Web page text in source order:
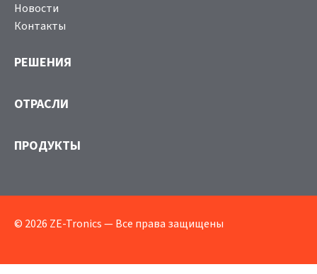
Новости
Контакты
РЕШЕНИЯ
ОТРАСЛИ
ПРОДУКТЫ
© 2026 ZE-Tronics — Все права защищены